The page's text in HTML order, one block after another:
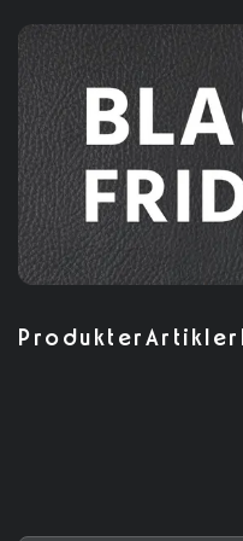
Produkter Artikler